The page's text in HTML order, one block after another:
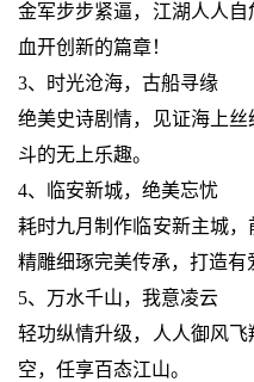
金军步步紧逼，江湖人人
血开创新的篇章！
3、时光沧海，古船寻缘
绝美史诗剧情，见证海上
斗的无上乐趣。
4、临安新城，绝美忘忧
耗时九月制作临安新主城，
精雕细琢完美传承，打造有
5、万水千山，我意凌云
轻功纵情升级，人人御风
空，任享百态江山。